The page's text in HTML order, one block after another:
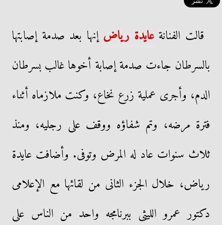
قالت الفنانةعايدة رياضإنها بعد صدمة إصابتها
بالسرطان جاءت صدمة إصابة أخوها غالب بسرطان
الدم، وأجرى عملية زرع نخاع، وكنت ملازماه أثناء
فترة مرضه، وتم شفاؤه ووقف على رجليه، ومنذ
ثلاث سنوات عاد له المرض وتوفى. وأضافت عايدة
رياض، خلال الجزء الثانى من لقائها مع الإعلامى
دكتور عمرو الليثى ببرنامجه واحد من الناس على